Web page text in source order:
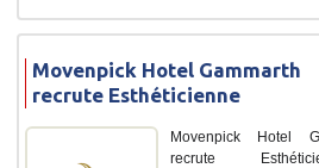
Movenpick Hotel Gammarth
recrute Esthéticienne
Movenpick Hotel
recrute